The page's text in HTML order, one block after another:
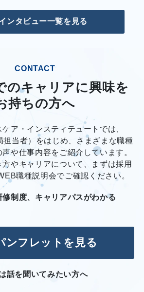
ンタビュー一覧を見る
CONTACT
のキャリアに興味を
持ちの方へ
ア・インスティテュートでは、
担当者）をはじめ、さまざまな職種
や仕事内容をご紹介しています。
やキャリアについて、まずは採用
職種説明会でご確認ください。
修制度、キャリアパスがわかる
ンフレットを見る
話を聞いてみたい方へ